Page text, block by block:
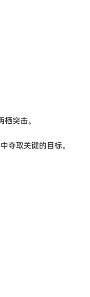
突击。
夺取关键的目标。